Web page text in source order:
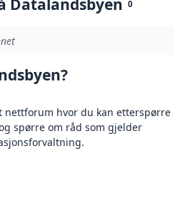
Datalandsbyen 0
nettforum hvor du kan etterspørre
spørre om råd som gjelder